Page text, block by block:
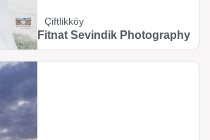
Çiftlikköy
Fitnat Sevindik Photography